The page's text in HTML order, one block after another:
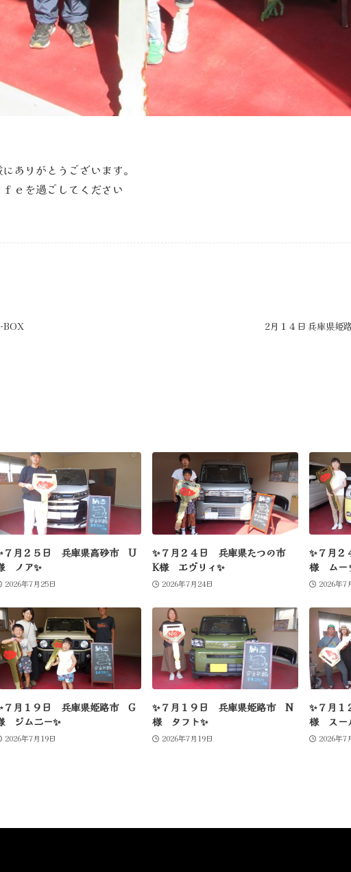
ありがとうございます。
ｅを過ごしてください
BOX 2月１４日 兵庫県姫
７月２５日 兵庫県高砂市 U
ノア✨
2026年7月25日
✨７月２４日 兵庫県たつの市
K様 エヴリィ✨
2026年7月24日
✨７月
様 ムー
2026年7
７月１９日 兵庫県姫路市 G
ジムニー✨
2026年7月19日
✨７月１９日 兵庫県姫路市 N
様 タフト✨
2026年7月19日
✨７月
様 スー
2026年7